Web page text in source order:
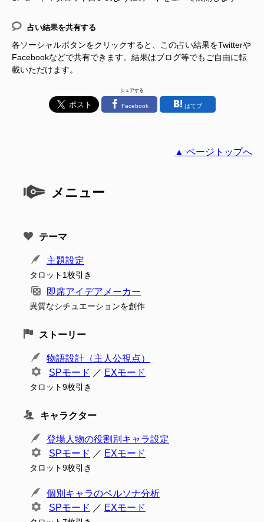
占い結果を共有する
各ソーシャルボタンをクリックすると、この占い結果をTwitterや
Facebookなどで共有できます。結果はブログ等でもご自由に転
載いただけます。
シェアする
Facebook はてブ
▲ ページトップへ
メニュー
テーマ
主題設定
タロット1枚引き
即席アイデアメーカー
異質なシチュエーションを創作
ストーリー
物語設計（主人公視点）
SPモード ／ EXモード
タロット9枚引き
キャラクター
登場人物の役割別キャラ設定
SPモード ／ EXモード
タロット9枚引き
個別キャラのペルソナ分析
SPモード ／ EXモード